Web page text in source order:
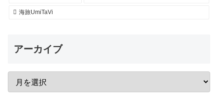
海旅UmiTaVi
アーカイブ